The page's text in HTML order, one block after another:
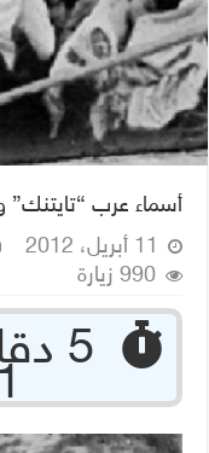
أسماء عرب
11 أبريل، 2012
990 زيارة
991 كلمة